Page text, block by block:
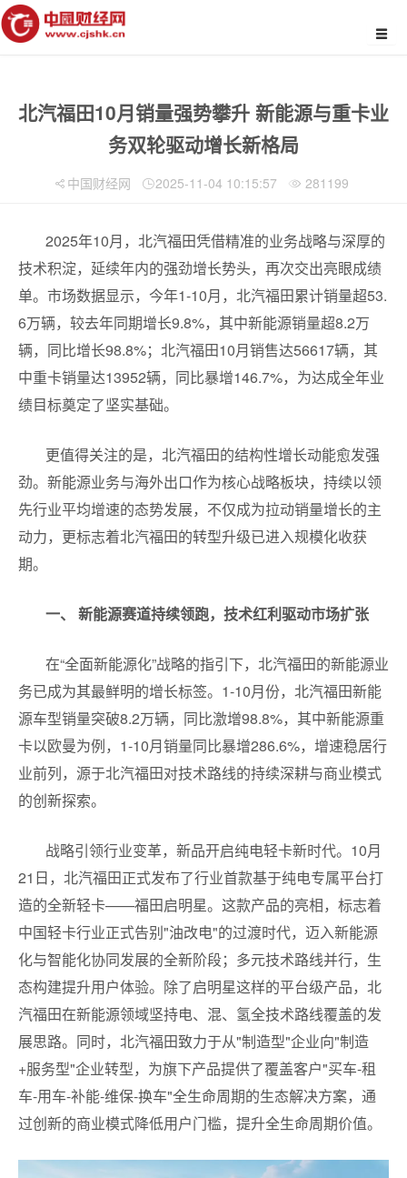
北汽福田10月销量强势攀升 新能源与重卡业
务双轮驱动增长新格局
中国财经网 2025-11-04 10:15:57 281199
2025年10月，北汽福田凭借精准的业务战略与深厚的
技术积淀，延续年内的强劲增长势头，再次交出亮眼成绩
单。市场数据显示，今年1-10月，北汽福田累计销量超53.
6万辆，较去年同期增长9.8%，其中新能源销量超8.2万
辆，同比增长98.8%；北汽福田10月销售达56617辆，其
中重卡销量达13952辆，同比暴增146.7%，为达成全年业
绩目标奠定了坚实基础。
更值得关注的是，北汽福田的结构性增长动能愈发强
劲。新能源业务与海外出口作为核心战略板块，持续以领
先行业平均增速的态势发展，不仅成为拉动销量增长的主
动力，更标志着北汽福田的转型升级已进入规模化收获
期。
一、 新能源赛道持续领跑，技术红利驱动市场扩张
在“全面新能源化”战略的指引下，北汽福田的新能源业
务已成为其最鲜明的增长标签。1-10月份，北汽福田新能
源车型销量突破8.2万辆，同比激增98.8%，其中新能源重
卡以欧曼为例，1-10月销量同比暴增286.6%，增速稳居行
业前列，源于北汽福田对技术路线的持续深耕与商业模式
的创新探索。
战略引领行业变革，新品开启纯电轻卡新时代。10月
21日，北汽福田正式发布了行业首款基于纯电专属平台打
造的全新轻卡——福田启明星。这款产品的亮相，标志着
中国轻卡行业正式告别"油改电"的过渡时代，迈入新能源
化与智能化协同发展的全新阶段；多元技术路线并行，生
态构建提升用户体验。除了启明星这样的平台级产品，北
汽福田在新能源领域坚持电、混、氢全技术路线覆盖的发
展思路。同时，北汽福田致力于从"制造型"企业向"制造
+服务型"企业转型，为旗下产品提供了覆盖客户"买车-租
车-用车-补能-维保-换车"全生命周期的生态解决方案，通
过创新的商业模式降低用户门槛，提升全生命周期价值。